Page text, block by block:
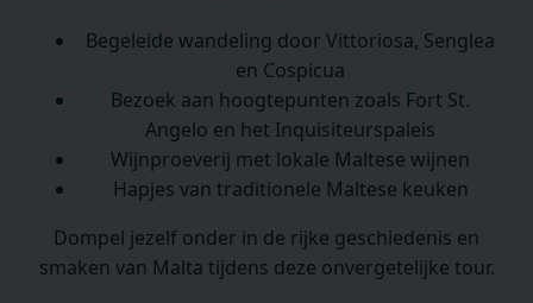
Begeleide wandeling door Vittoriosa, Senglea
en Cospicua
Bezoek aan hoogtepunten zoals Fort St.
Angelo en het Inquisiteurspaleis
Wijnproeverij met lokale Maltese wijnen
Hapjes van traditionele Maltese keuken
Dompel jezelf onder in de rijke geschiedenis en
smaken van Malta tijdens deze onvergetelijke tour.